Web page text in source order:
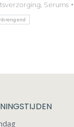
Serums